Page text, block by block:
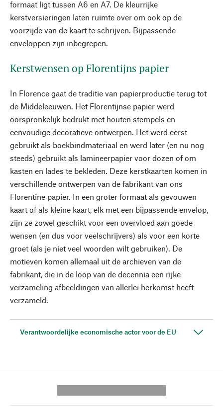
formaat ligt tussen A6 en A7. De kleurrijke
kerstversieringen laten ruimte over om ook op de
voorzijde van de kaart te schrijven. Bijpassende
enveloppen zijn inbegrepen.
Kerstwensen op Florentijns papier
In Florence gaat de traditie van papierproductie terug tot
de Middeleeuwen. Het Florentijnse papier werd
oorspronkelijk bedrukt met houten stempels en
eenvoudige decoratieve ontwerpen. Het werd eerst
gebruikt als boekbindmateriaal en werd later (en nu nog
steeds) gebruikt als lamineerpapier voor dozen of om
kasten en lades te bekleden. Deze kerstkaarten komen in
verschillende ontwerpen van de fabrikant van ons
Florentine papier. In een groter formaat als gevouwen
kaart of als kleine kaart, elk met een bijpassende envelop,
zijn ze zowel geschikt voor een overvloed aan goede
wensen (en dus voor veelschrijvers) als voor een korte
groet (als je niet veel woorden wilt gebruiken). De
motieven komen allemaal uit de archieven van de
fabrikant, die in de loop van de decennia een rijke
verzameling afbeeldingen van allerlei herkomst heeft
verzameld.
Verantwoordelijke economische actor voor de EU